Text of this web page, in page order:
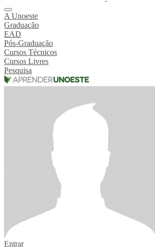
A Unoeste
Graduação
EAD
Pós-Graduação
Cursos Técnicos
Cursos Livres
Pesquisa
Entrar